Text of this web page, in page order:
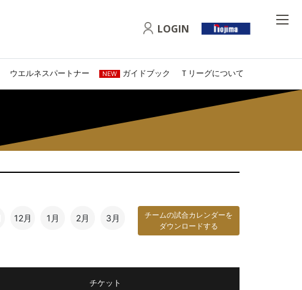
LOGIN
ウエルネスパートナー NEW ガイドブック Ｔリーグについて
12月 1月 2月 3月
チームの試合カレンダーを
ダウンロードする
チケット